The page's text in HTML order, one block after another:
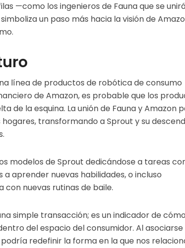
—como los ingenieros de Fauna que se
un paso más hacia la visión de
línea de productos de robótica de consumo
de Amazon, es probable que los
de la esquina. La unión de Fauna y Amazon
transformando a Sprout y su
modelos de Sprout dedicándose a tareas
aprender nuevas habilidades, o incluso
nuevas rutinas de baile.
simple transacción; es un indicador de cómo
del espacio del consumidor. Al
redefinir la forma en la que nos